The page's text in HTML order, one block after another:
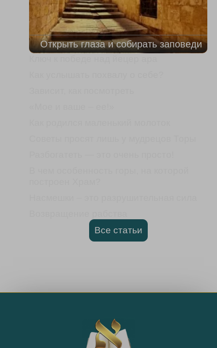
Открыть глаза и собирать заповеди
Все статьи